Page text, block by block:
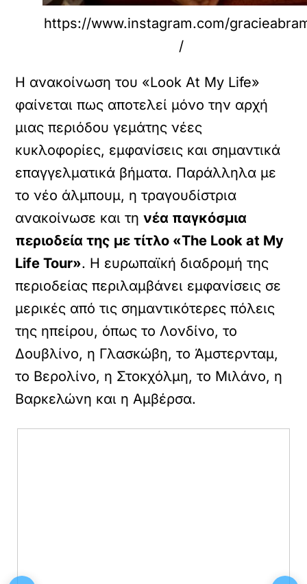
https://www.instagram.com/
/
Η ανακοίνωση του «Look At My Life»
φαίνεται πως αποτελεί μόνο την αρχή
μιας περιόδου γεμάτης νέες
κυκλοφορίες, εμφανίσεις και σημαντικά
επαγγελματικά βήματα. Παράλληλα με
το νέο άλμπουμ, η τραγουδίστρια
ανακοίνωσε και τηνέα παγκόσμια
περιοδεία της με τίτλο «The Look at My
Life Tour». Η ευρωπαϊκή διαδρομή της
περιοδείας περιλαμβάνει εμφανίσεις σε
μερικές από τις σημαντικότερες πόλεις
της ηπείρου, όπως το Λονδίνο, το
Δουβλίνο, η Γλασκώβη, το Άμστερνταμ,
το Βερολίνο, η Στοκχόλμη, το Μιλάνο, η
Βαρκελώνη και η Αμβέρσα.